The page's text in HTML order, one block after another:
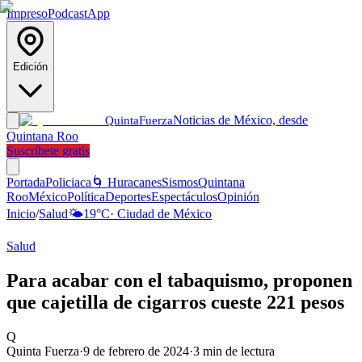
ImpresoPodcastApp
Edición
QuintaFuerzaNoticias de México, desde
Quintana Roo
Suscríbete gratis
PortadaPoliciaca 🌀 HuracanesSismosQuintana
RooMéxicoPolíticaDeportesEspectáculosOpinión
Inicio/Salud🌤️19°C· Ciudad de México
Salud
Para acabar con el tabaquismo, proponen
que cajetilla de cigarros cueste 221 pesos
Q
Quinta Fuerza·9 de febrero de 2024·3 min de lectura